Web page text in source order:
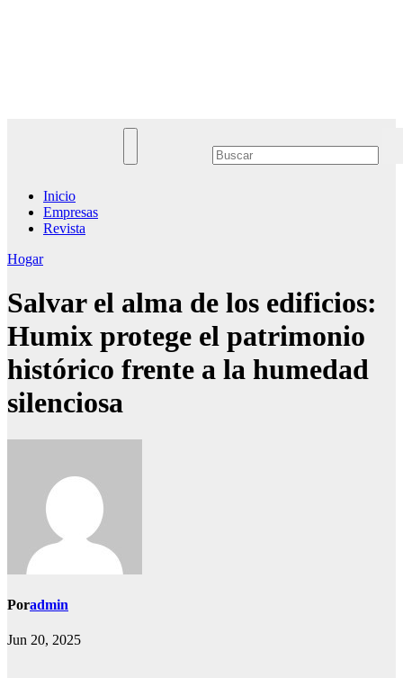
Inicio
Empresas
Revista
Hogar
Salvar el alma de los edificios:
Humix protege el patrimonio
histórico frente a la humedad
silenciosa
Poradmin
Jun 20, 2025